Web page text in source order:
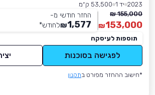
2023 יד 1
53,500 ק״מ
155,000 ₪
153,000
₪
החזר חודשי מ-
1,577
₪לחודש*
תוספות לעיסקה
לפגישה בסוכנות
*חישוב ההחזר מפורט בתקנון